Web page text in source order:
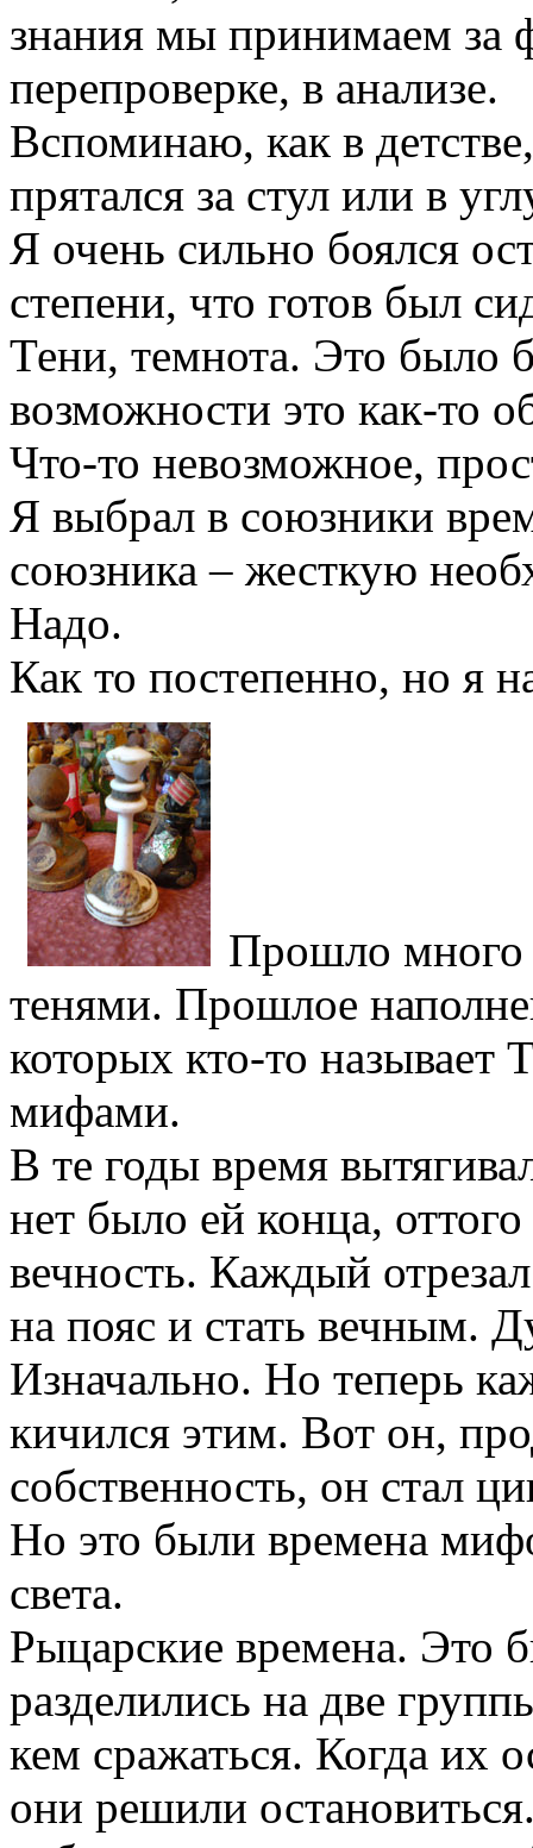
знания мы принимаем за
перепроверке, в анализе.
Вспоминаю, как в
прятался за стул или в
Я очень сильно боялся
степени, что готов был
Тени, темнота. Это было
возможности это как-то
Что-то невозможное,
Я выбрал в союзники
союзника – жесткую
Надо.
Как то постепенно, но я
Прошло много
тенями. Прошлое
которых кто-то
мифами.
В те годы время
нет было ей конца,
вечность. Каждый
на пояс и стать вечным.
Изначально. Но теперь
кичился этим. Вот он,
собственность, он стал
Но это были времена
света.
Рыцарские времена. Это
разделились на две
кем сражаться. Когда их
они решили